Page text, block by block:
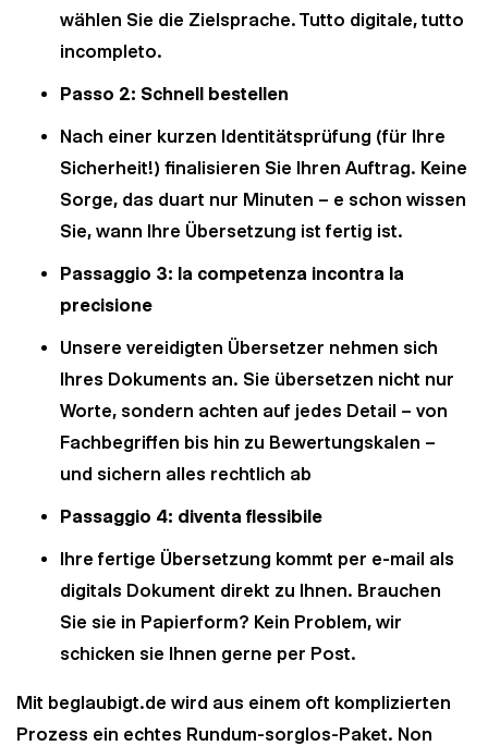
wählen Sie die Zielsprache. Tutto digitale, tutto
incompleto.
Passo 2: Schnell bestellen
Nach einer kurzen Identitätsprüfung (für Ihre
Sicherheit!) finalisieren Sie Ihren Auftrag. Keine
Sorge, das duart nur Minuten – e schon wissen
Sie, wann Ihre Übersetzung ist fertig ist.
Passaggio 3: la competenza incontra la
precisione
Unsere vereidigten Übersetzer nehmen sich
Ihres Dokuments an. Sie übersetzen nicht nur
Worte, sondern achten auf jedes Detail – von
Fachbegriffen bis hin zu Bewertungskalen –
und sichern alles rechtlich ab
Passaggio 4: diventa flessibile
Ihre fertige Übersetzung kommt per e-mail als
digitals Dokument direkt zu Ihnen. Brauchen
Sie sie in Papierform? Kein Problem, wir
schicken sie Ihnen gerne per Post.
Mit beglaubigt.de wird aus einem oft komplizierten
Prozess ein echtes Rundum-sorglos-Paket. Non